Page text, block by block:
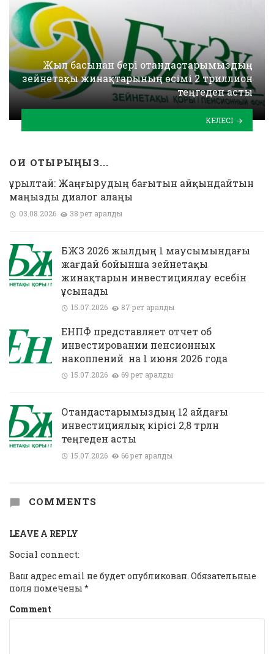
Жыл басынан бері отандастарымыздың
зейнетақы жинақтарының өсімі 2 триллион
теңгеден асты
КЕЛЕСІ
ОҚИ ОТЫРЫҢЫЗ...
Құрылтай: Жаңғырудың бағытын айқындайтын
маңызды диалог алаңы
03.08.2026 38 рет қаралды
БЖЗҚ 2026 жылдың 1 маусымындағы
жағдай бойынша зейнетақы
жинақтарын инвестициялау есебін
ұсынады
15.07.2026 87 рет қаралды
ЕНПФ представляет отчет об
инвестировании пенсионных
накоплений на 1 июня 2026 года
15.07.2026 69 рет қаралды
Отандастарымыздың 12 айдағы
инвестициялық кірісі 2,8 трлн
теңгеден асты
15.07.2026 66 рет қаралды
COMMENTS
LEAVE A REPLY
Social connect:
Ваш адрес email не будет опубликован. Обязательные
поля помечены *
Comment